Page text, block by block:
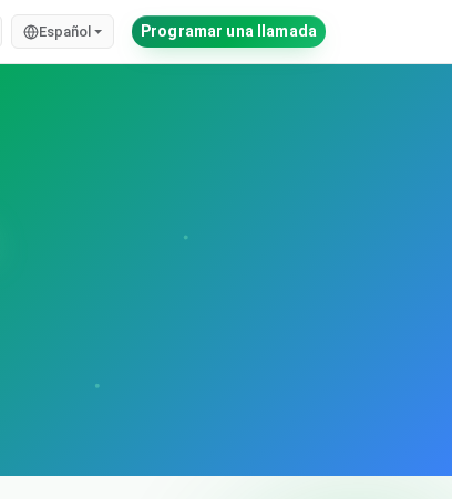
Español Programar una llamada